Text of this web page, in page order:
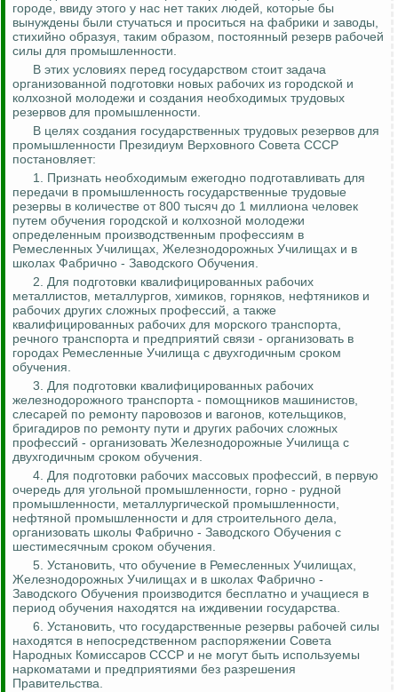
городе, ввиду этого у нас нет таких людей, которые бы
вынуждены были стучаться и проситься на фабрики и заводы,
стихийно образуя, таким образом, постоянный резерв рабочей
силы для промышленности.
В этих условиях перед государством стоит задача
организованной подготовки новых рабочих из городской и
колхозной молодежи и создания необходимых трудовых
резервов для промышленности.
В целях создания государственных трудовых резервов для
промышленности Президиум Верховного Совета СССР
постановляет:
1. Признать необходимым ежегодно подготавливать для
передачи в промышленность государственные трудовые
резервы в количестве от 800 тысяч до 1 миллиона человек
путем обучения городской и колхозной молодежи
определенным производственным профессиям в
Ремесленных Училищах, Железнодорожных Училищах и в
школах Фабрично - Заводского Обучения.
2. Для подготовки квалифицированных рабочих
металлистов, металлургов, химиков, горняков, нефтяников и
рабочих других сложных профессий, а также
квалифицированных рабочих для морского транспорта,
речного транспорта и предприятий связи - организовать в
городах Ремесленные Училища с двухгодичным сроком
обучения.
3. Для подготовки квалифицированных рабочих
железнодорожного транспорта - помощников машинистов,
слесарей по ремонту паровозов и вагонов, котельщиков,
бригадиров по ремонту пути и других рабочих сложных
профессий - организовать Железнодорожные Училища с
двухгодичным сроком обучения.
4. Для подготовки рабочих массовых профессий, в первую
очередь для угольной промышленности, горно - рудной
промышленности, металлургической промышленности,
нефтяной промышленности и для строительного дела,
организовать школы Фабрично - Заводского Обучения с
шестимесячным сроком обучения.
5. Установить, что обучение в Ремесленных Училищах,
Железнодорожных Училищах и в школах Фабрично -
Заводского Обучения производится бесплатно и учащиеся в
период обучения находятся на иждивении государства.
6. Установить, что государственные резервы рабочей силы
находятся в непосредственном распоряжении Совета
Народных Комиссаров СССР и не могут быть используемы
наркоматами и предприятиями без разрешения
Правительства.